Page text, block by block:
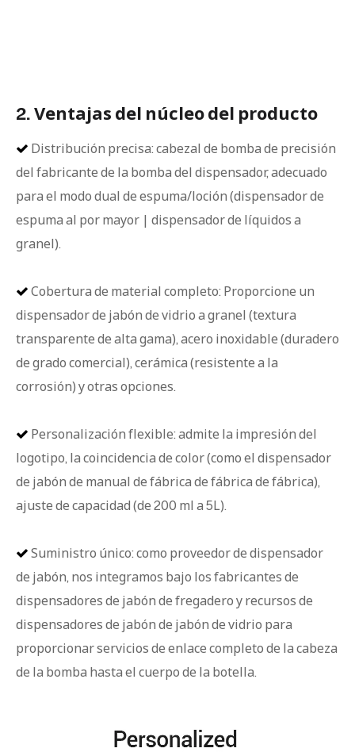
2. Ventajas del núcleo del producto
 Distribución precisa: cabezal de bomba de precisión
del fabricante de la bomba del dispensador, adecuado
para el modo dual de espuma/loción (dispensador de
espuma al por mayor | dispensador de líquidos a
granel).
 Cobertura de material completo: Proporcione un
dispensador de jabón de vidrio a granel (textura
transparente de alta gama), acero inoxidable (duradero
de grado comercial), cerámica (resistente a la
corrosión) y otras opciones.
 Personalización flexible: admite la impresión del
logotipo, la coincidencia de color (como el dispensador
de jabón de manual de fábrica de fábrica de fábrica),
ajuste de capacidad (de 200 ml a 5L).
 Suministro único: como proveedor de dispensador
de jabón, nos integramos bajo los fabricantes de
dispensadores de jabón de fregadero y recursos de
dispensadores de jabón de jabón de vidrio para
proporcionar servicios de enlace completo de la cabeza
de la bomba hasta el cuerpo de la botella.